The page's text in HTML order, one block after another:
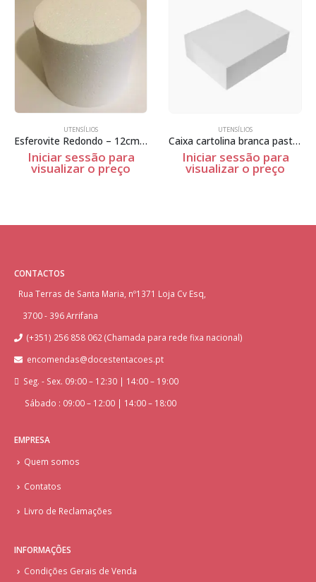
UTENSÍLIOS
Esferovite Redondo – 12cm Espessura
Iniciar sessão para
visualizar o preço
UTENSÍLIOS
Caixa cartolina branca pasteis
Iniciar sessão para
visualizar o preço
CONTACTOS
Rua Terras de Santa Maria, nº1371 Loja Cv Esq,
3700 - 396 Arrifana
(+351) 256 858 062 (Chamada para rede fixa nacional)
encomendas@docestentacoes.pt
Seg. - Sex. 09:00 – 12:30 | 14:00 – 19:00
Sábado : 09:00 – 12:00 | 14:00 – 18:00
EMPRESA
Quem somos
Contatos
Livro de Reclamações
INFORMAÇÕES
Condições Gerais de Venda